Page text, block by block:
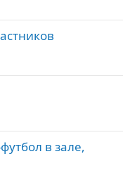
в зале,